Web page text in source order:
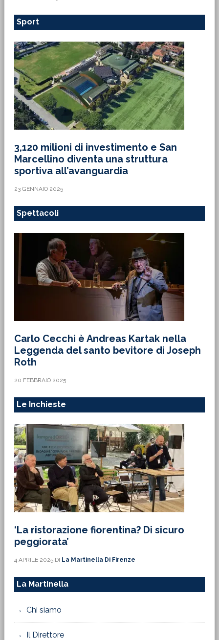
Sport
3,120 milioni di investimento e San
Marcellino diventa una struttura
sportiva all’avanguardia
23 GENNAIO 2025
Spettacoli
Carlo Cecchi è Andreas Kartak nella
Leggenda del santo bevitore di Joseph
Roth
20 FEBBRAIO 2025
Le Inchieste
‘La ristorazione fiorentina? Di sicuro
peggiorata’
4 APRILE 2025DI La Martinella Di Firenze
La Martinella
Chi siamo
Il Direttore